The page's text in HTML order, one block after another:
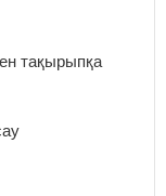
тақырыпқа